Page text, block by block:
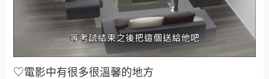
♡電影中有很多很溫馨的地方